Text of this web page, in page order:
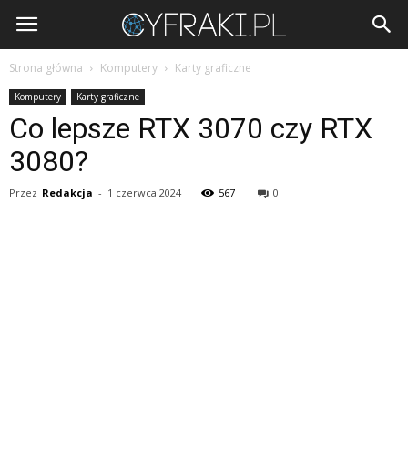
Cyfraki.pl
Strona główna Komputery Karty graficzne
Komputery Karty graficzne
Co lepsze RTX 3070 czy RTX
3080?
Przez Redakcja - 1 czerwca 2024 567 0